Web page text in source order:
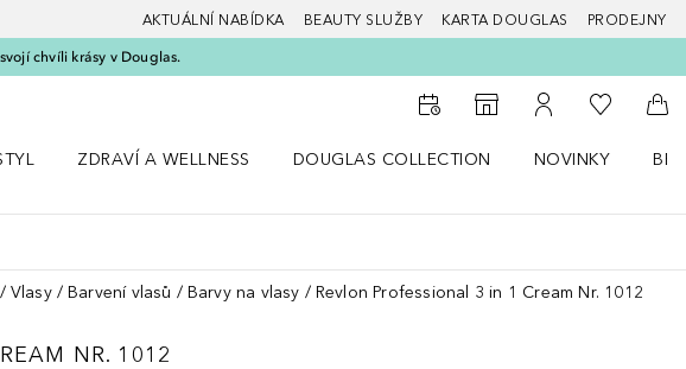
AKTUÁLNÍ NABÍDKA BEAUTY SLUŽBY KARTA DOUGLAS PRODEJNY
chvíli krásy v Douglas.
K vyhledávači prodejen
K mému účtu
K mému
Do
ZDRAVÍ A WELLNESS
DOUGLAS COLLECTION
NOVINKY
Vlasy Barvení vlasů Barvy na vlasy Revlon Professional 3 in 1 Cream Nr. 1012
NR. 1012